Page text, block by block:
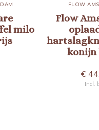
milo
FLOW
Flow
konijn
€
Incl.